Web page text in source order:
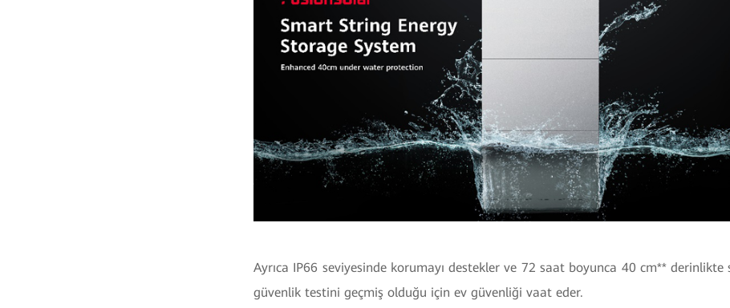
Ayrıca IP66 seviyesinde korumayı destekler ve 72 saat boyunca 40 cm** derinlikte
güvenlik testini geçmiş olduğu için ev güvenliği vaat eder.